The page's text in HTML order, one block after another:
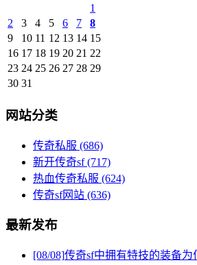
1
2
3 4 5 6 7
8
9
10 11 12 13 14 15
16 17 18 19 20 21 22
23 24 25 26 27 28 29
30 31
网站分类
传奇私服 (686)
新开传奇sf(717)
热血传奇私服 (624)
传奇sf网站 (636)
最新发布
[08/08]传奇sf中拥有特技的装备